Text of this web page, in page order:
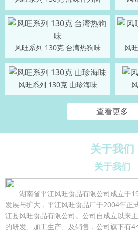
风旺系列 130克 台湾热狗味 风
风旺系列 130克 山珍海味
查看更多
关于我们
关于我们
湖南省平江风旺食品有限公司成立于
发展与扩大，平江风旺食品厂于2004年正
江县风旺食品有限公司。公司自成立以来
的研发、加工生产、及销售，公司旗下有